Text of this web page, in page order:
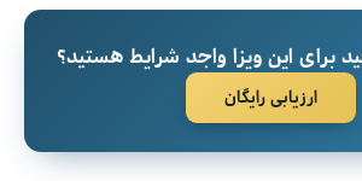
برای این ویزا واجد شرایط هستید؟
ارزیابی رایگان